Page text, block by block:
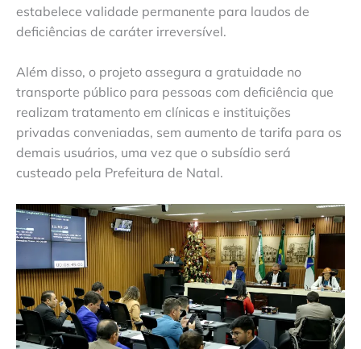
estabelece validade permanente para laudos de
deficiências de caráter irreversível.
Além disso, o projeto assegura a gratuidade no
transporte público para pessoas com deficiência que
realizam tratamento em clínicas e instituições
privadas conveniadas, sem aumento de tarifa para os
demais usuários, uma vez que o subsídio será
custeado pela Prefeitura de Natal.